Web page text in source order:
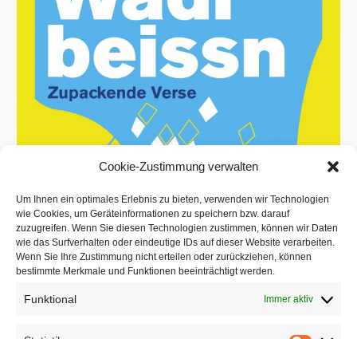
Cookie-Zustimmung verwalten
Um Ihnen ein optimales Erlebnis zu bieten, verwenden wir Technologien
wie Cookies, um Geräteinformationen zu speichern bzw. darauf
zuzugreifen. Wenn Sie diesen Technologien zustimmen, können wir Daten
wie das Surfverhalten oder eindeutige IDs auf dieser Website verarbeiten.
Wenn Sie Ihre Zustimmung nicht erteilen oder zurückziehen, können
bestimmte Merkmale und Funktionen beeinträchtigt werden.
Funktional Immer aktiv